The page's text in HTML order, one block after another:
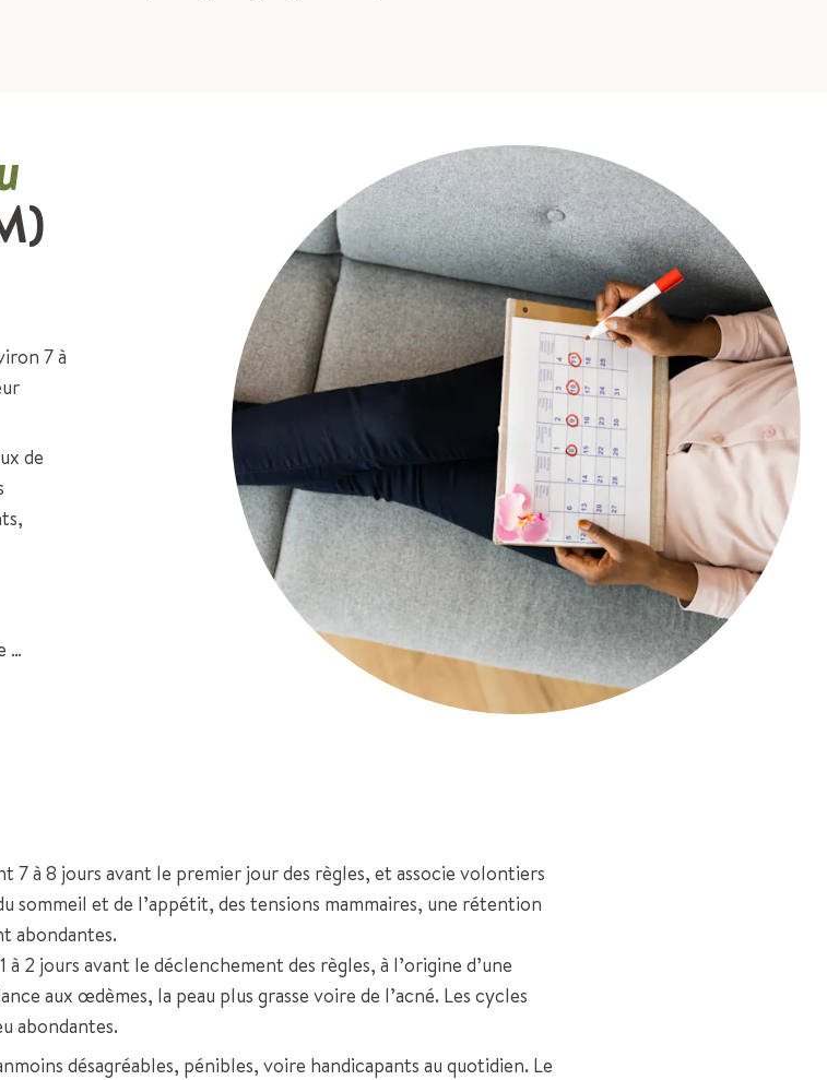
7 à
de
…
7 à 8 jours avant le premier jour des règles, et associe volontiers
sommeil et de l’appétit, des tensions mammaires, une rétention
abondantes.
à 2 jours avant le déclenchement des règles, à l’origine d’une
aux œdèmes, la peau plus grasse voire de l’acné. Les cycles
abondantes.
désagréables, pénibles, voire handicapants au quotidien. Le